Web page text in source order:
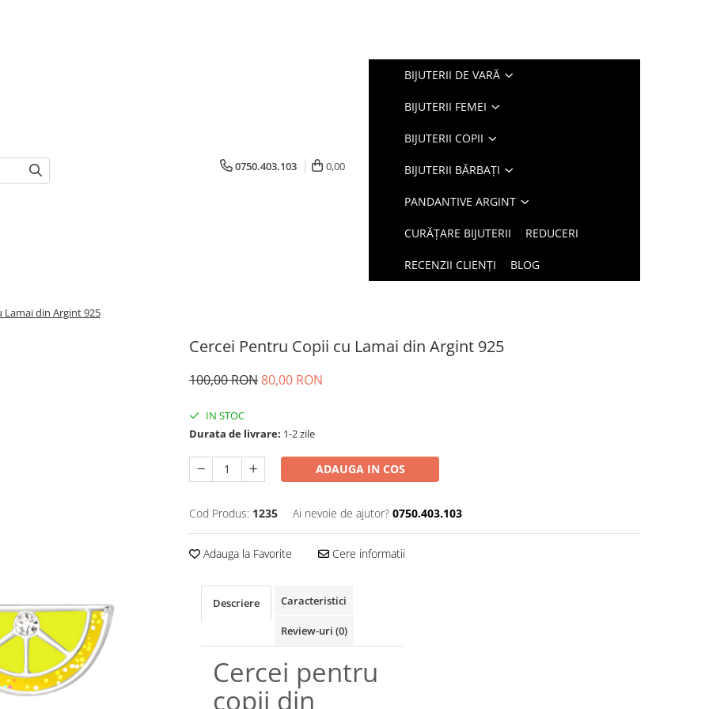
0750.403.103 0,00
BIJUTERII DE VARĂ
BIJUTERII FEMEI
BIJUTERII COPII
BIJUTERII BĂRBAȚI
PANDANTIVE ARGINT
CURĂȚARE BIJUTERII REDUCERI
RECENZII CLIENȚI BLOG
Lamai din Argint 925
Cercei Pentru Copii cu Lamai din Argint 925
100,00 RON80,00 RON
IN STOC
Durata de livrare: 1-2 zile
ADAUGA IN COS
Cod Produs: 1235 Ai nevoie de ajutor? 0750.403.103
Adauga la Favorite Cere informatii
Descriere Caracteristici
Review-uri (0)
Cercei pentru
copii din